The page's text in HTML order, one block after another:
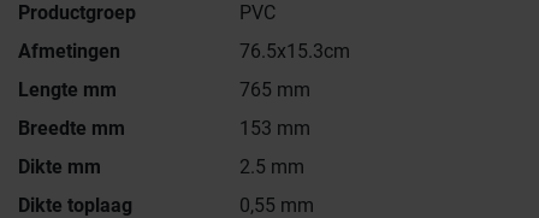
Productgroep
PVC
Afmetingen
76.5x15.3cm
Lengte mm
765 mm
Breedte mm
153 mm
Dikte mm
2.5 mm
Dikte toplaag
0,55 mm